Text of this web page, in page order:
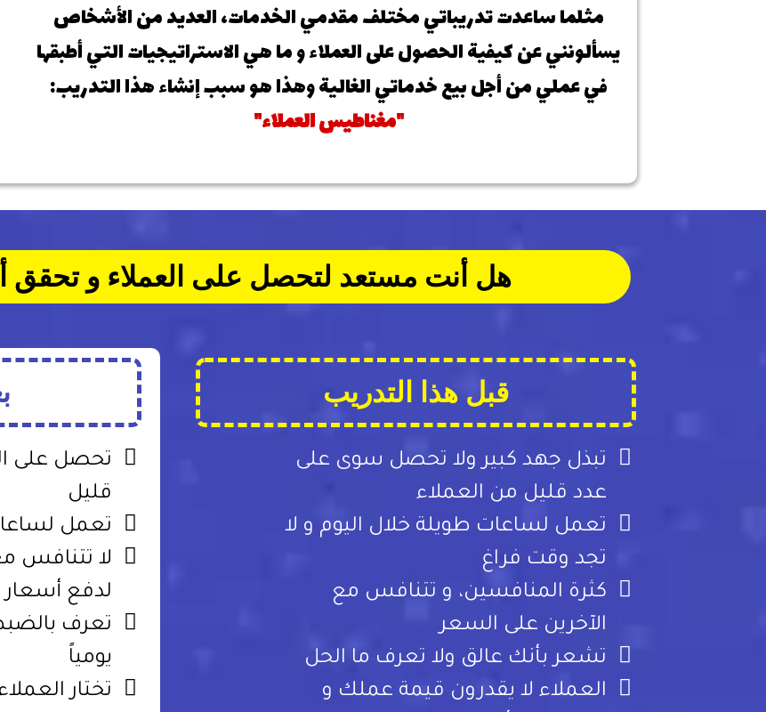
مثلما ساعدت تدريباتي مختلف مقدمي الخدمات، العديد من الأشخاص
يسألونني عن كيفية الحصول على العملاء و ما هي الاستراتيجيات التي أطبقها
في عملي من أجل بيع خدماتي الغالية وهذا هو سبب إنشاء هذا التدريب:
"مغناطيس العملاء"
هل أنت مستعد لتحصل على العملاء و تحقق
قبل هذا التدريب
تبذل جهد كبير ولا تحصل سوى على
عدد قليل من العملاء
تعمل لساعات طويلة خلال اليوم و لا
تجد وقت فراغ
كثرة المنافسين، و تتنافس مع
الآخرين على السعر
تشعر بأنك عالق ولا تعرف ما الحل
العملاء لا يقدرون قيمة عملك و
تحصل على
قليل
تعمل
لا تتنافس
لدفع أسعار
تعرف
يومياً
تختار